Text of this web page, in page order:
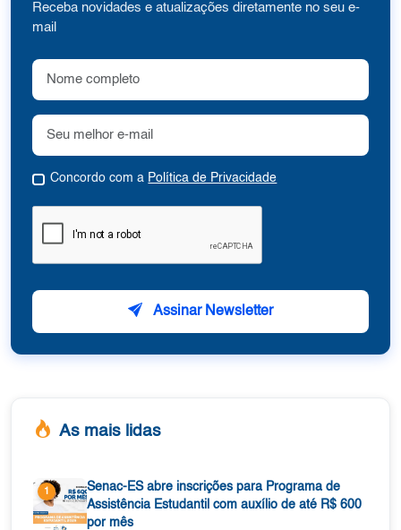
Receba novidades e atualizações diretamente no seu e-
mail
Concordo com a Política de Privacidade
Assinar Newsletter
As mais lidas
1
Senac-ES abre inscrições para Programa de
Assistência Estudantil com auxílio de até R$ 600
por mês